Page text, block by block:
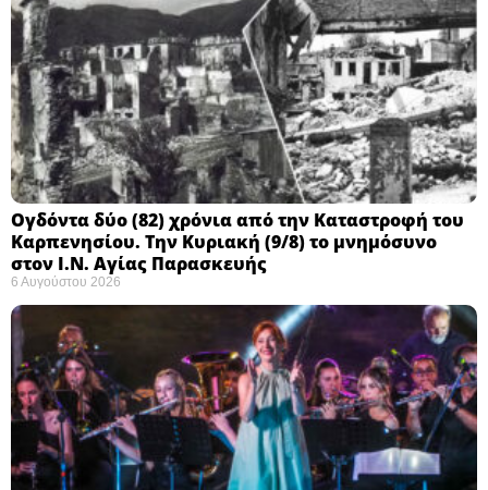
Ογδόντα δύο (82) χρόνια από την Καταστροφή του
Καρπενησίου. Την Κυριακή (9/8) το μνημόσυνο
στον Ι.Ν. Αγίας Παρασκευής
6 Αυγούστου 2026